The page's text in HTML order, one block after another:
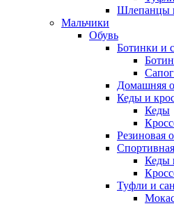
Шлепанцы
Мальчики
Обувь
Ботинки и
Домашняя
Кеды и
Кеды
Резиновая
Кеды
Туфли и